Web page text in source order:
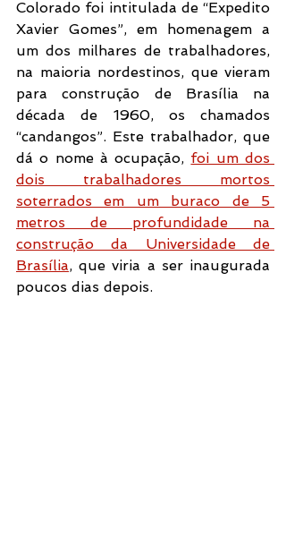
Colorado foi intitulada de “Expedito
Xavier Gomes”, em homenagem a
um dos milhares de trabalhadores,
na maioria nordestinos, que vieram
para construção de Brasília na
década de 1960, os chamados
“candangos”. Este trabalhador, que
dá o nome à ocupação, foi um dos
dois trabalhadores mortos
soterrados em um buraco de 5
metros de profundidade na
construção da Universidade de
Brasília, que viria a ser inaugurada
poucos dias depois.